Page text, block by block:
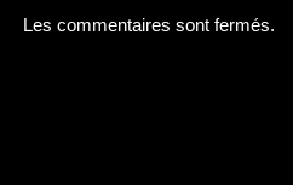
Les commentaires sont fermés.